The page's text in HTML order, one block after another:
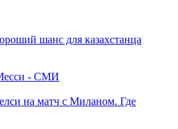
шанс для казахстанца
- СМИ
на матч с Миланом. Где